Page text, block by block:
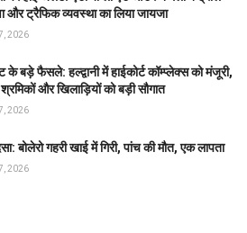
और ट्रैफिक व्यवस्था का लिया जायजा
2026
के बड़े फैसले: हल्द्वानी में हाईकोर्ट कॉम्प्लेक्स को मंजूरी,
और खिलाड़ियों को बड़ी सौगात
2026
बोलेरो गहरी खाई में गिरी, पांच की मौत, एक लापता
2026